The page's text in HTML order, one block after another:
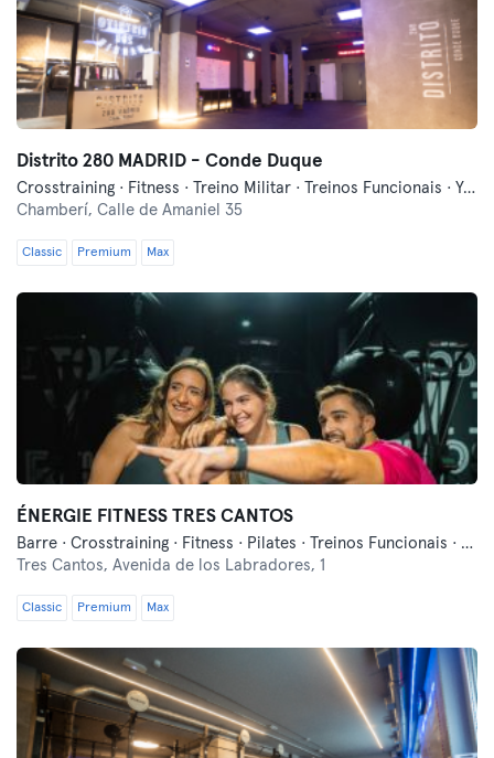
Distrito 280 MADRID - Conde Duque
Crosstraining · Fitness · Treino Militar · Treinos Funcionais · Yoga
Chamberí, Calle de Amaniel 35
Classic Premium Max
ÉNERGIE FITNESS TRES CANTOS
Barre · Crosstraining · Fitness · Pilates · Treinos Funcionais · Yoga
Tres Cantos, Avenida de los Labradores, 1
Classic Premium Max